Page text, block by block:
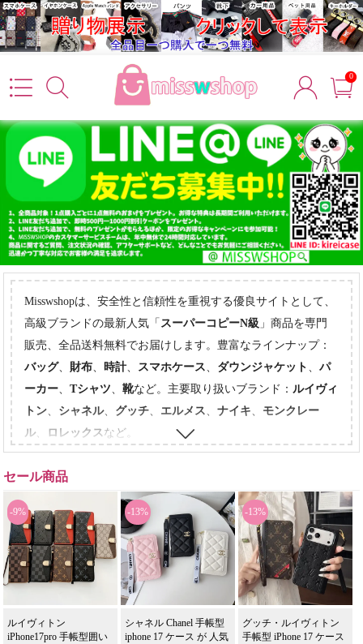
0
Misswshopは、安全性と信頼性を重視する優良サイトとして、
高級ブランドの最新人気「 スーパーコピーN級 」商品を専門
販売、全品送料無料でお届けします。豊富なラインナップ：
バッグ、 財布 時計、 スマホケース ダウンジャケット 、パ
ーカー 、Tシャツ 、靴など。主要取り扱いブランド： ルイヴィ
トン
シャネル、 グッチ エルメス 、ナイキ
モンクレー
ル
ロレックス など。
セール商品
-9%
ルイヴィトン
iPhone17pro 手帳型囲い
-13%
シャネル Chanel 手帳型
iphone 17 ケース が 人気
-13%
グッチ・ルイヴィトン
手帳型 iPhone 17 ケース